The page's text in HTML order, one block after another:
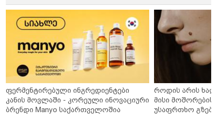
ფერმენტირებული ინგრედიენტები
კანის მოვლაში - კორეული ინოვაციური
ბრენდი Manyo საქართველოშია
როდის არის
მისი მოშორების
უსაფრთხო გზები